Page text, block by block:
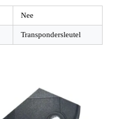
Nee
Transpondersleutel